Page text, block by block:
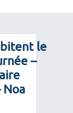
le
–
Noa